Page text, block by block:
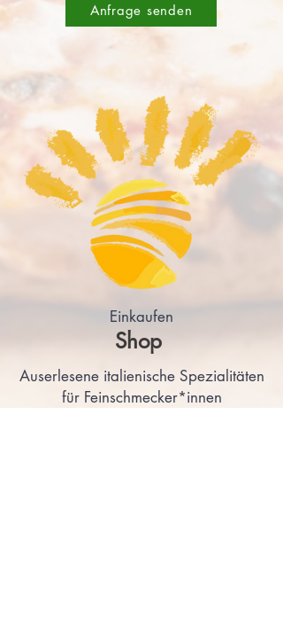
Anfrage senden
Einkaufen
Shop
Auserlesene italienische Spezialitäten
für Feinschmecker*innen